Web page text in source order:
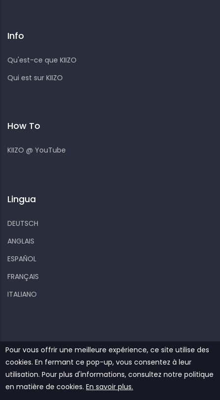
Info
Qu'est-ce que KIIZO
Qui est sur KIIZO
How To
KIIZO @ YouTube
Lingua
DEUTSCH
ANGLAIS
ESPAÑOL
FRANÇAIS
ITALIANO
Kiizo Vos informations personnelles
Cookies
Nous contacter
Pour vous offrir une meilleure expérience, ce site utilise des
cookies. En fermant ce pop-up, vous consentez à leur
utilisation. Pour plus d'informations, consultez notre politique
en matière de cookies.En savoir plus.